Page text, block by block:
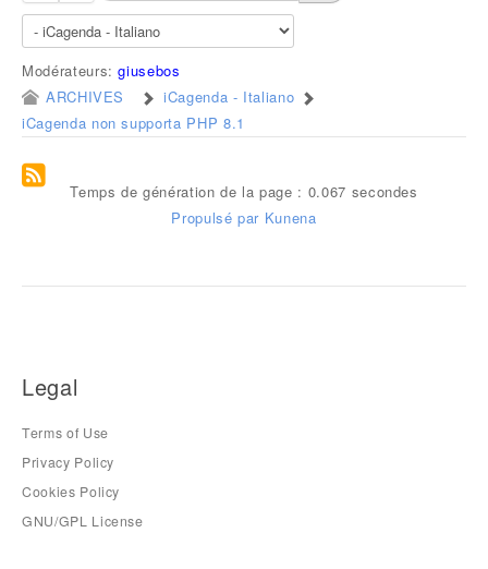
Modérateurs:giusebos
ARCHIVES
iCagenda - Italiano
iCagenda non supporta PHP 8.1
Temps de génération de la page : 0.067 secondes
Propulsé par Kunena
Legal
Terms of Use
Privacy Policy
Cookies Policy
GNU/GPL License